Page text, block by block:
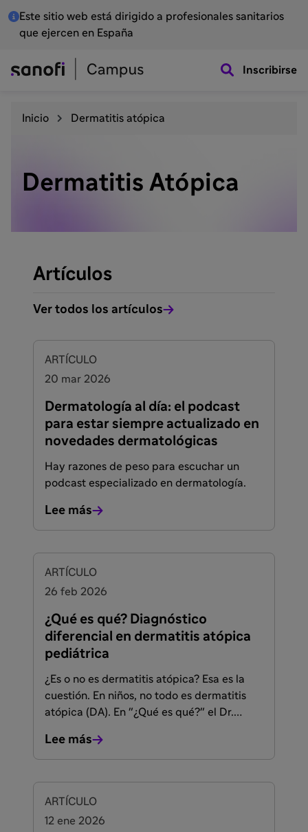
Este sitio web está dirigido a profesionales sanitarios
que ejercen en España
Inscribirse
Inicio Dermatitis atópica
Dermatitis Atópica
Artículos
Ver todos los artículos
ARTÍCULO
20 mar 2026
Dermatología al día: el podcast
para estar siempre actualizado en
novedades dermatológicas
Hay razones de peso para escuchar un
podcast especializado en dermatología.
Lee más
ARTÍCULO
26 feb 2026
¿Qué es qué? Diagnóstico
diferencial en dermatitis atópica
pediátrica
¿Es o no es dermatitis atópica? Esa es la
cuestión. En niños, no todo es dermatitis
atópica (DA). En "¿Qué es qué?" el Dr.
presentan casos reales en formato vídeo
para diferenciar la DA de otras patologías,
consejos prácticos.
Lee más
FACULTADOS PARA PRESCRIBIR O DISPENSAR
ARTÍCULO
12 ene 2026